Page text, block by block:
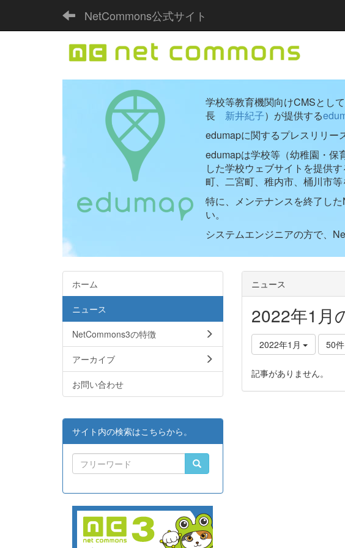
NetCommons公式サイト
学校等教育機関向けCMSとし
長 新井紀子）が提供する
edumapに関するプレスリリー
edumapは学校等（幼稚園・保
した学校ウェブサイトを提供
町、二宮町、稚内市、桶川市
特に、メンテナンスを終了し
い。
システムエンジニアの方で、
ニュース
2022年1月
2022年1月 50件
記事がありません。
ホーム
ニュース
NetCommons3の特徴
アーカイブ
お問い合わせ
サイト内の検索はこちらから。